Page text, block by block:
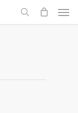
search